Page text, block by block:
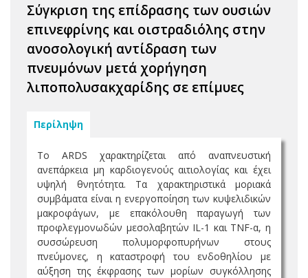
Σύγκριση της επίδρασης των ουσιών
επινεφρίνης και οιστραδιόλης στην
ανοσολογική αντίδραση των
πνευμόνων μετά χορήγηση
λιποπολυσακχαρίδης σε επίμυες
Περίληψη
Το ARDS χαρακτηρίζεται από αναπνευστική
ανεπάρκεια μη καρδιογενούς αιτιολογίας και έχει
υψηλή θνητότητα. Τα χαρακτηριστικά μοριακά
συμβάματα είναι η ενεργοποίηση των κυψελιδικών
μακροφάγων, με επακόλουθη παραγωγή των
προφλεγμονωδών μεσολαβητών IL-1 και TNF-α, η
συσσώρευση πολυμορφοπυρήνων στους
πνεύμονες, η καταστροφή του ενδοθηλίου με
αύξηση της έκφρασης των μορίων συγκόλλησης